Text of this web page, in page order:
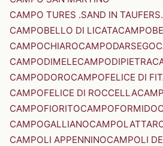
CAMPO TURES .SAND IN TAUFERS.
CAMPOBELLO DI LICATA
CAMPOCHIAROCAMPODARSEGO
CAMPODIMELECAMPODIPIETRA
CAMPODOROCAMPOFELICE DI
CAMPOFELICE DI ROCCELLA
CAMPOFIORITOCAMPOFORMIDO
CAMPOGALLIANO
CAMPOLI APPENNINOCAMPOLI